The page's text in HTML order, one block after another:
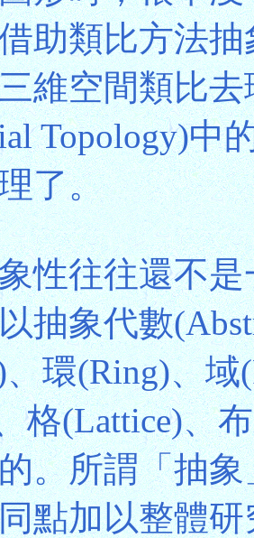
助類比方法
維空間類比
Topology)中
了。
性往往還不
抽象代數
、環(Ring)、
格(Lattice)、
。所謂「抽
點加以整體